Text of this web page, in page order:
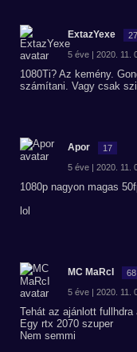
ExtazYexe 27
5 éve | 2020. 11.
1080Ti? Az kemény.
számítani. Vagy csak
Apor 17
5 éve | 2020. 11.
1080p nagyon magas
lol
MC MaRcI 68
5 éve | 2020. 11.
Tehát az ajánlott
Egy rtx 2070 szuper
Nem semmi